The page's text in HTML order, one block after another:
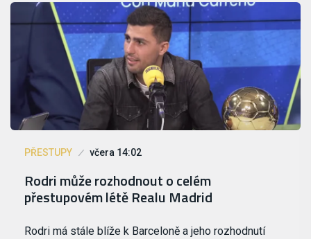
PŘESTUPY včera 14:02
Rodri může rozhodnout o celém
přestupovém létě Realu Madrid
Rodri má stále blíže k Barceloně a jeho rozhodnutí